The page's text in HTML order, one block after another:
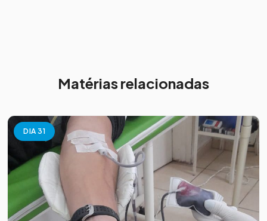
Matérias relacionadas
DIA 31